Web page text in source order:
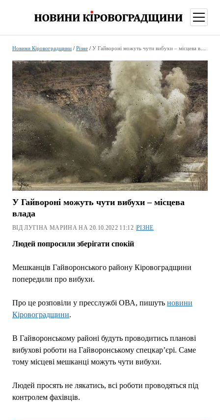
меню
Новини Кіровоградщини/ Різне/ У Гайвороні можуть чути вибухи – місцева влада
У Гайвороні можуть чути вибухи – місцева
влада
ВІД ЛУГІНА МАРИНА НА 20.10.2022 11:12 | РІЗНЕ
Людей попросили зберігати спокій
Мешканців Гайворонського району Кіровоградщини
попередили про вибухи.
Про це розповіли у пресслужбі ОВА, пишуть новини
Кіровоградщини.
В Гайворонському районі будуть проводитись планові
вибухові роботи на Гайворонському спецкар’єрі. Саме
тому місцеві мешканці можуть чути вибухи.
Людей просять не лякатись, всі роботи проводяться під
контролем фахівців.